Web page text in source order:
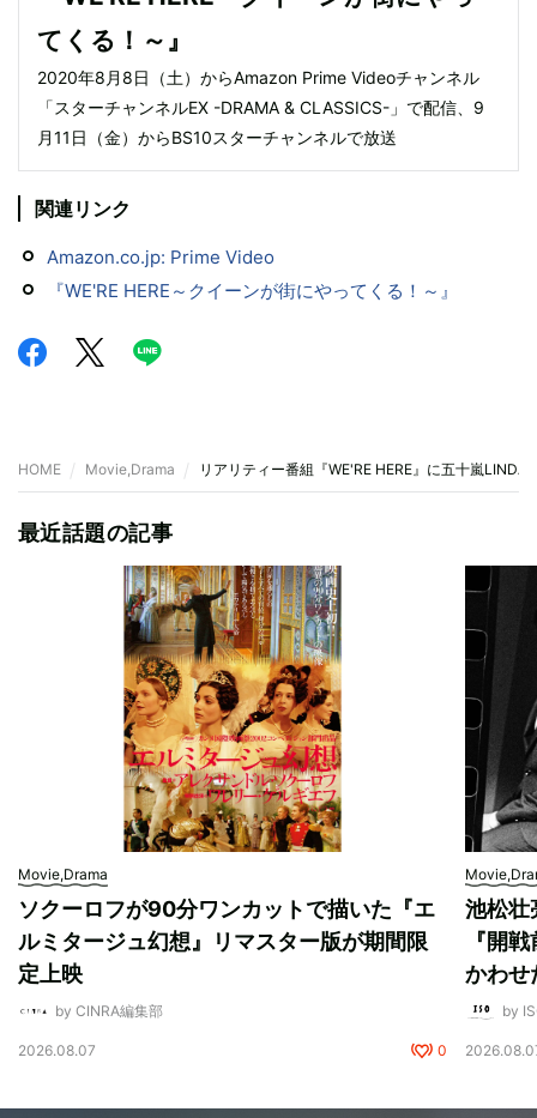
てくる！～』
2020年8月8日（土）からAmazon Prime Videoチャンネル
「スターチャンネルEX -DRAMA & CLASSICS-」で配信、9
月11日（金）からBS10スターチャンネルで放送
関連リンク
Amazon.co.jp: Prime Video
『WE'RE HERE～クイーンが街にやってくる！～』
HOME Movie,Drama リアリティー番組『WE'RE HERE』に五十嵐
最近話題の記事
Movie,Drama
ソクーロフが90分ワンカットで描いた『エ
ルミタージュ幻想』リマスター版が期間限
定上映
by CINRA編集部
2026.08.07 0
池松壮
『開
かわせ
by